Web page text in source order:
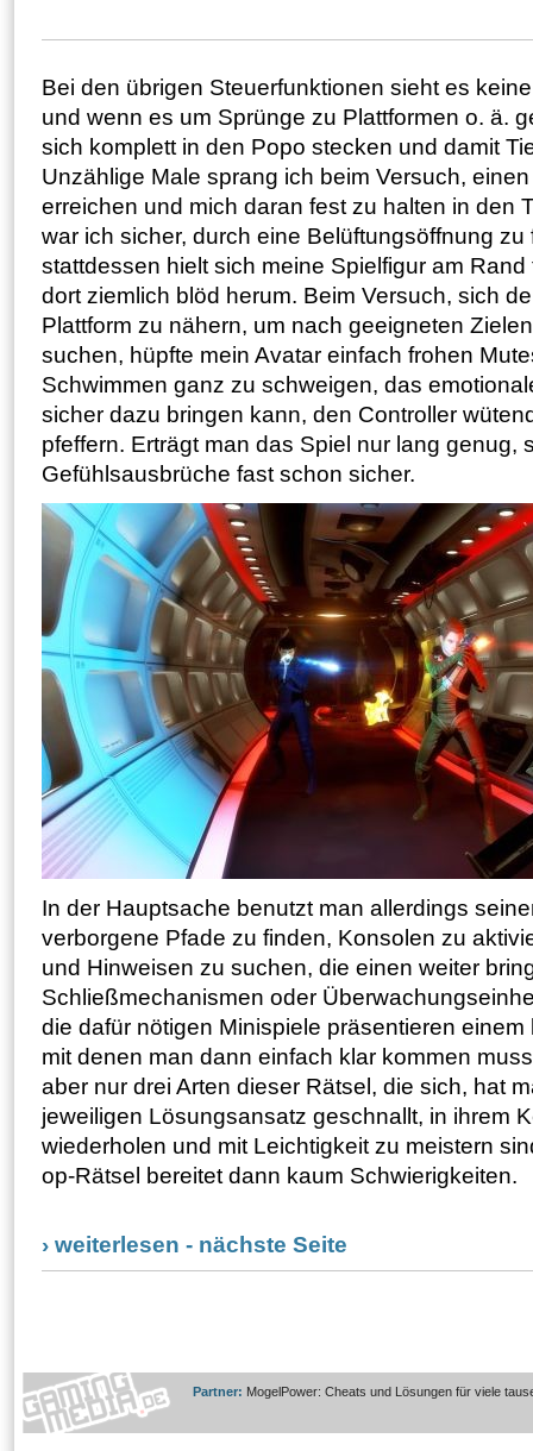
Bei den übrigen Steuerfunktionen sieht es
und wenn es um Sprünge zu Plattformen o. ä.
sich komplett in den Popo stecken und damit
Unzählige Male sprang ich beim Versuch,
erreichen und mich daran fest zu halten in den
war ich sicher, durch eine Belüftungsöffnung zu
stattdessen hielt sich meine Spielfigur am
dort ziemlich blöd herum. Beim Versuch, sich
Plattform zu nähern, um nach geeigneten
suchen, hüpfte mein Avatar einfach frohen
Schwimmen ganz zu schweigen, das
sicher dazu bringen kann, den Controller
pfeffern. Erträgt man das Spiel nur lang genug,
Gefühlsausbrüche fast schon sicher.
In der Hauptsache benutzt man allerdings
verborgene Pfade zu finden, Konsolen zu
und Hinweisen zu suchen, die einen weiter
Schließmechanismen oder
die dafür nötigen Minispiele präsentieren
mit denen man dann einfach klar kommen
aber nur drei Arten dieser Rätsel, die sich, hat
jeweiligen Lösungsansatz geschnallt, in ihrem
wiederholen und mit Leichtigkeit zu meistern
op-Rätsel bereitet dann kaum Schwierigkeiten.
› weiterlesen - nächste Seite
Partner: MogelPower: Cheats und Lösungen für viele